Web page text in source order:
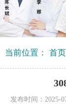
当前位置： 首页
发布时间：2025-